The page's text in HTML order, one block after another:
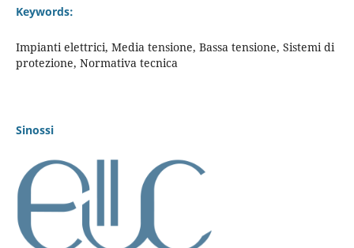
Keywords:
Impianti elettrici, Media tensione, Bassa tensione, Sistemi di
protezione, Normativa tecnica
Sinossi